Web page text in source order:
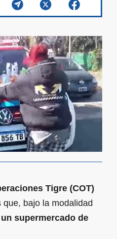
Tigre (COT)
bajo la modalidad
supermercado de